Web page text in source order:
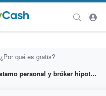
¿Por qué es gratis?
Dudas sobre hipoteca, préstamo personal y bróker hipotecario